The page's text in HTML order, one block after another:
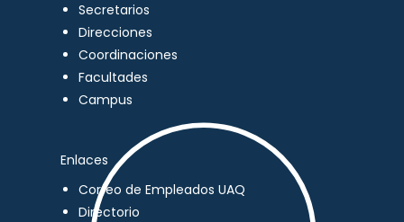
Secretarios
Direcciones
Coordinaciones
Facultades
Campus
Enlaces
Correo de Empleados UAQ
Directorio